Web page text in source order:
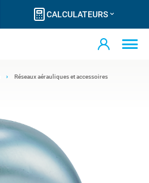
CALCULATEURS
Réseaux aérauliques et accessoires